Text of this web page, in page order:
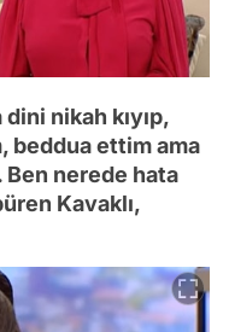
nikah kıyıp,
beddua ettim ama
Ben nerede hata
Kavaklı,